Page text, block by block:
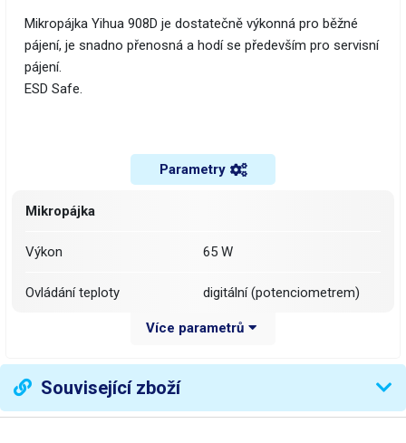
Mikropájka Yihua 908D je dostatečně výkonná pro běžné
pájení, je snadno přenosná a hodí se především pro servisní
pájení.
ESD Safe.
Parametry
Mikropájka
Výkon 65 W
Ovládání teploty digitální (potenciometrem)
digitální (displej)
Rozsah regulace teploty 200 - 480 °C
Více parametrů
Související zboží